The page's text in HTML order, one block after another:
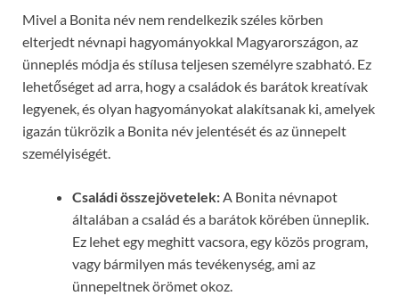
Mivel a Bonita név nem rendelkezik széles körben
elterjedt névnapi hagyományokkal Magyarországon, az
ünneplés módja és stílusa teljesen személyre szabható. Ez
lehetőséget ad arra, hogy a családok és barátok kreatívak
legyenek, és olyan hagyományokat alakítsanak ki, amelyek
igazán tükrözik a Bonita név jelentését és az ünnepelt
személyiségét.
Családi összejövetelek: A Bonita névnapot
általában a család és a barátok körében ünneplik.
Ez lehet egy meghitt vacsora, egy közös program,
vagy bármilyen más tevékenység, ami az
ünnepeltnek örömet okoz.